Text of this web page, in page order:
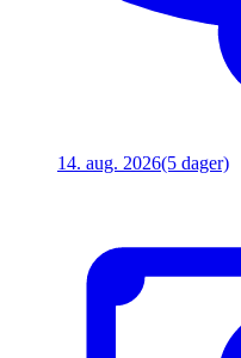
14. aug. 2026(5 dager)